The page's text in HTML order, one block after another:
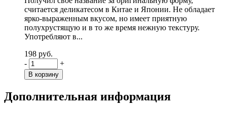
считается деликатесом в Китае и Японии. Не обладает
ярко-выраженным вкусом, но имеет приятную
полухрустящую и в то же время нежную текстуру.
Употребляют в...
198 руб.
-
+
Дополнительная информация